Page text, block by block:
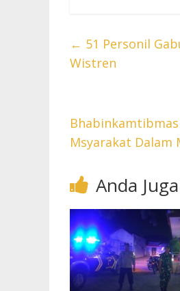
← 51 Personil
Wistren
Msyarakat Dalam
Anda